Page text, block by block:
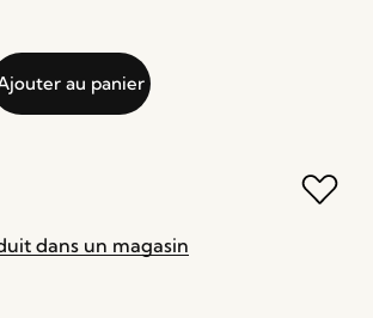
au panier
dans un magasin